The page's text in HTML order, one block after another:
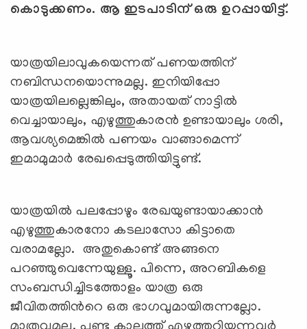
കൊടുക്കണം. ആ ഇടപാടിന് ഒരു ഉറപ്പായിട്ട്.
യാത്രയിലാവുകയെന്നത് പണയത്തിന്
നബിന്ധനയൊന്നുമല്ല. ഇനിയിപ്പോ
യാത്രയിലല്ലെങ്കിലും, അതായത് നാട്ടില്‍
വെച്ചായാലും, എഴുത്തുകാരന്‍ ഉണ്ടായാലും ശരി,
ആവശ്യമെങ്കില്‍ പണയം വാങ്ങാമെന്ന്
ഇമാമുമാര്‍ രേഖപ്പെടുത്തിയിട്ടുണ്ട്.
യാത്രയില്‍ പലപ്പോഴും രേഖയുണ്ടായാക്കാന്‍
എഴുത്തുകാരനോ കടലാസോ കിട്ടാതെ
വരാമല്ലോ. അതുകൊണ്ട് അങ്ങനെ
പറഞ്ഞുവെന്നേയുള്ളൂ. പിന്നെ, അറബികളെ
സംബന്ധിച്ചിടത്തോളം യാത്ര ഒരു
ജീവിതത്തിന്‍റെ ഒരു ഭാഗവുമായിരുന്നല്ലോ.